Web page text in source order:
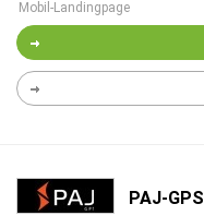
Mobil-Landingpage
PAJ-GPS